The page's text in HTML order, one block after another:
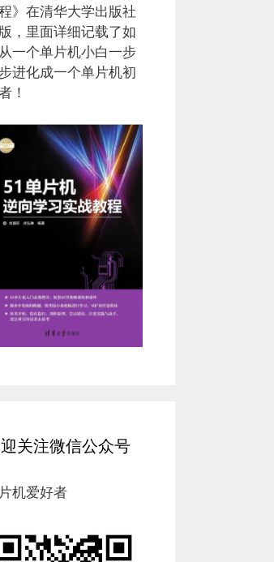
》在清华大学出版社
，里面详细记载了如
一个单片机小白一步
进化成一个单片机初
！
关注微信公众号
机爱好者